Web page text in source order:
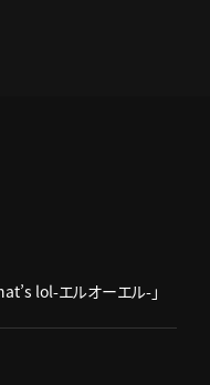
lol-エルオーエル-」